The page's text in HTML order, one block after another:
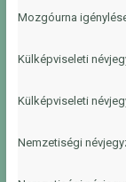
Mozgóurna
Külképviseleti
Külképviseleti
Nemzetiségi